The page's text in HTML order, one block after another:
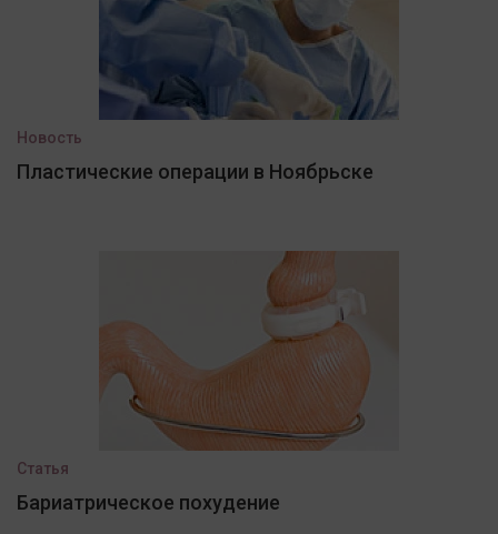
Новость
Пластические операции в Ноябрьске
Статья
Бариатрическое похудение